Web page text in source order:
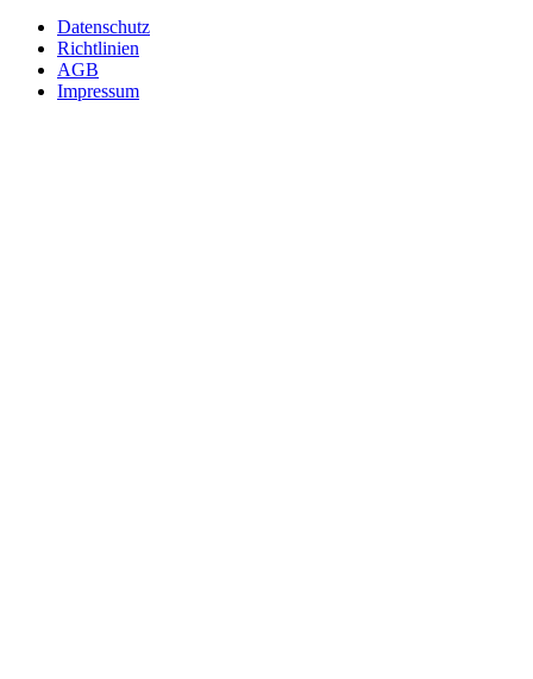
FußzeileDatenschutz
Richtlinien
AGB
Impressum